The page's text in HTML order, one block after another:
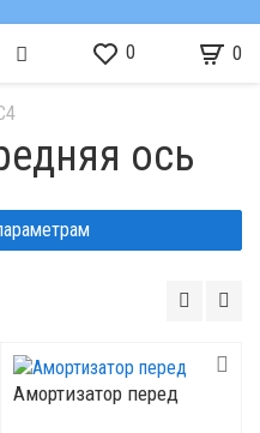
0 0
ось
Амортизатор перед